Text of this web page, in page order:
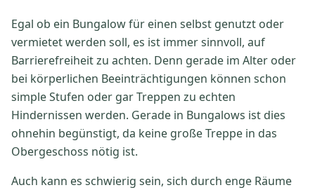
Egal ob ein Bungalow für einen selbst genutzt oder
vermietet werden soll, es ist immer sinnvoll, auf
Barrierefreiheit zu achten. Denn gerade im Alter oder
bei körperlichen Beeinträchtigungen können schon
simple Stufen oder gar Treppen zu echten
Hindernissen werden. Gerade in Bungalows ist dies
ohnehin begünstigt, da keine große Treppe in das
Obergeschoss nötig ist.
Auch kann es schwierig sein, sich durch enge Räume